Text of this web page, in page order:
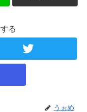
る
うぉめ